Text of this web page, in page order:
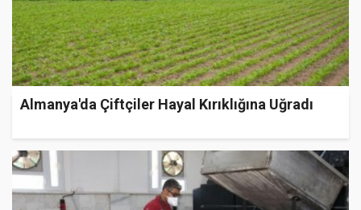
Almanya'da Çiftçiler Hayal Kırıklığına Uğradı